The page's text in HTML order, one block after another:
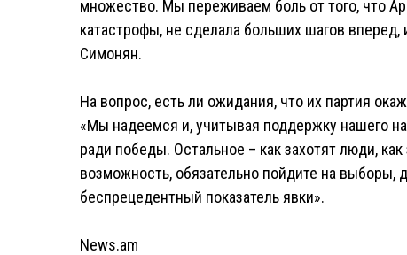
множество. Мы переживаем боль от того, что
катастрофы, не сделала больших шагов вперед,
Симонян.
На вопрос, есть ли ожидания, что их партия
«Мы надеемся и, учитывая поддержку нашего
ради победы. Остальное – как захотят люди,
возможность, обязательно пойдите на выборы,
беспрецедентный показатель явки».
News.am